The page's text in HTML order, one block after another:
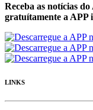
Receba as notícias
gratuítamente a APP
LINKS